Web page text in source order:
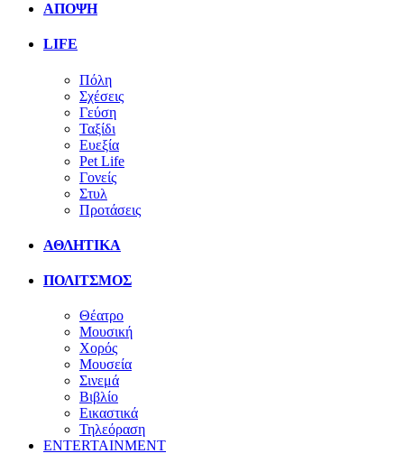
ΑΠΟΨΗ
LIFE
Πόλη
Σχέσεις
Γεύση
Ταξίδι
Ευεξία
Pet Life
Γονείς
Στυλ
Προτάσεις
ΑΘΛΗΤΙΚΑ
ΠΟΛΙΤΣΜΟΣ
Θέατρο
Μουσική
Χορός
Μουσεία
Σινεμά
Βιβλίο
Εικαστικά
Τηλεόραση
ENTERTAINMENT